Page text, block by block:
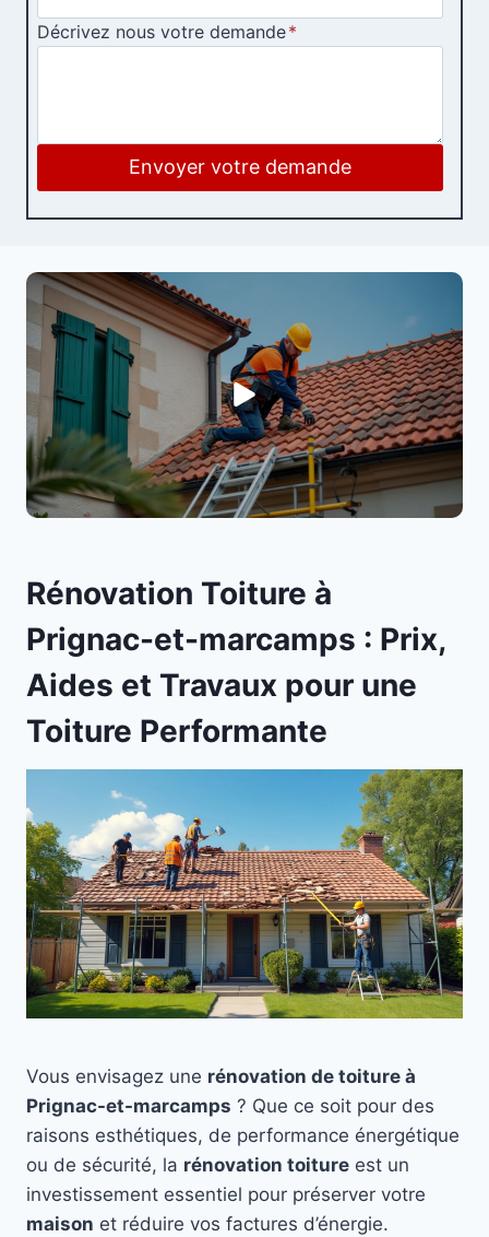
Décrivez nous votre demande*
Envoyer votre demande
Rénovation Toiture à
Prignac-et-marcamps : Prix,
Aides et Travaux pour une
Toiture Performante
Vous envisagez une rénovation de toiture à
Prignac-et-marcamps ? Que ce soit pour des
raisons esthétiques, de performance énergétique
ou de sécurité, la rénovation toiture est un
investissement essentiel pour préserver votre
maison et réduire vos factures d’énergie.